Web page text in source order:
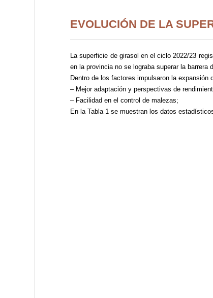
EVOLUCIÓN DE LA
La superficie de girasol en el ciclo 2022/23
en la provincia no se lograba superar la barrera
Dentro de los factores impulsaron la expansión
– Mejor adaptación y perspectivas de
– Facilidad en el control de malezas;
En la Tabla 1 se muestran los datos